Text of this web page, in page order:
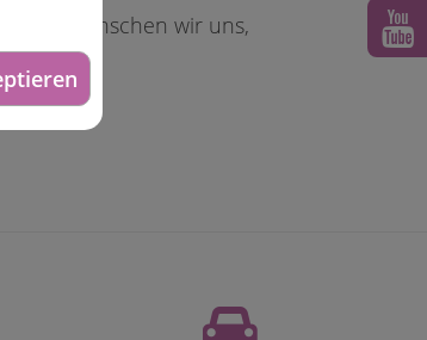
wünschen wir uns,